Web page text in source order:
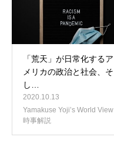
「荒天」が日常化するア
メリカの政治と社会、そ
し…
2020.10.13
Yamakuse Yoji’s World View
時事解説